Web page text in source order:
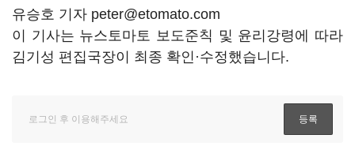
유승호 기자 peter@etomato.com
이 기사는 뉴스토마토 보도준칙 및 윤리강령에 따라
김기성 편집국장이 최종 확인·수정했습니다.